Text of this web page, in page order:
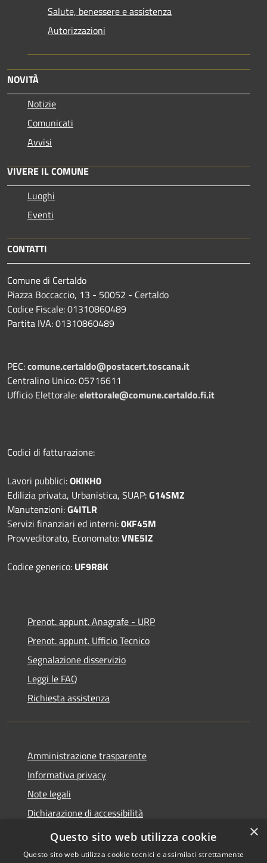
Salute, benessere e assistenza
Autorizzazioni
NOVITÀ
Notizie
Comunicati
Avvisi
VIVERE IL COMUNE
Luoghi
Eventi
CONTATTI
Comune di Certaldo
Piazza Boccaccio, 13 - 50052 - Certaldo
Codice Fiscale: 01310860489
Partita IVA: 01310860489
PEC:comune.certaldo@postacert.toscana.it
Centralino Unico: 05716611
Ufficio Elettorale:elettorale@comune.certaldo.fi.it
Codici di fatturazione:
Lavori pubblici:OKIKH0
Edilizia privata, Urbanistica, SUAP:G14SMZ
Manutenzioni:G4ITLR
Servizi finanziari ed interni:0KF45M
Provveditorato, Economato:VNE5IZ
Codice generico: UF9R8K
Prenot. appunt. Anagrafe - URP
Prenot. appunt. Ufficio Tecnico
Segnalazione disservizio
Leggi le FAQ
Richiesta assistenza
Amministrazione trasparente
Informativa privacy
Note legali
Dichiarazione di accessibilità
Whistleblowing
×
Questo sito web utilizza cookie
Questo sito web utilizza cookie tecnici e assimilati strettamente